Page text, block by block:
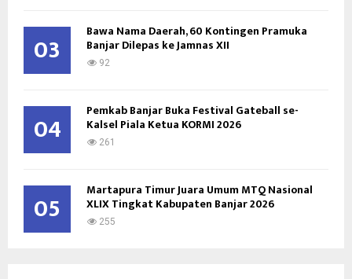
03 Bawa Nama Daerah, 60 Kontingen Pramuka
Banjar Dilepas ke Jamnas XII
92
04 Pemkab Banjar Buka Festival Gateball se-
Kalsel Piala Ketua KORMI 2026
261
05 Martapura Timur Juara Umum MTQ Nasional
XLIX Tingkat Kabupaten Banjar 2026
255